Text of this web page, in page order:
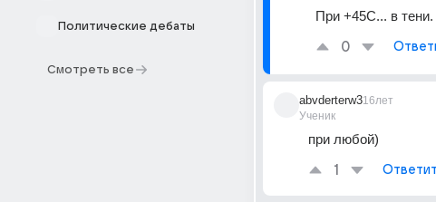
Политические дебаты
Смотреть все
При +45С... в тени.
0
abvderterw3
Ученик
16лет
при любой)
1